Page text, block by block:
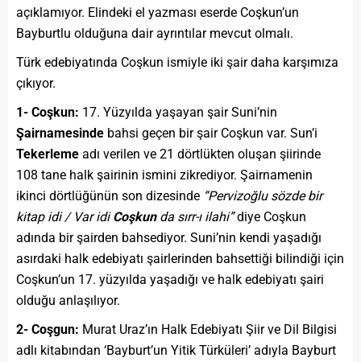
açıklamıyor. Elindeki el yazması eserde Coşkun’un
Bayburtlu olduğuna dair ayrıntılar mevcut olmalı.
Türk edebiyatında Coşkun ismiyle iki şair daha karşımıza
çıkıyor.
1- Coşkun: 17. Yüzyılda yaşayan şair Suni’nin
Şairnamesinde bahsi geçen bir şair Coşkun var. Sun’i
Tekerleme adı verilen ve 21 dörtlükten oluşan şiirinde
108 tane halk şairinin ismini zikrediyor. Şairnamenin
ikinci dörtlüğünün son dizesinde “Pervizoğlu sözde bir
kitap idi / Var idiCoşkunda sırr-ı ilahi”diye Coşkun
adında bir şairden bahsediyor. Suni’nin kendi yaşadığı
asırdaki halk edebiyatı şairlerinden bahsettiği bilindiği için
Coşkun’un 17. yüzyılda yaşadığı ve halk edebiyatı şairi
olduğu anlaşılıyor.
2- Coşgun: Murat Uraz’ın Halk Edebiyatı Şiir ve Dil Bilgisi
adlı kitabından ‘Bayburt’un Yitik Türküleri’ adıyla Bayburt